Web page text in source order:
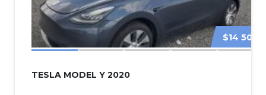
$14 500
TESLA MODEL Y 2020